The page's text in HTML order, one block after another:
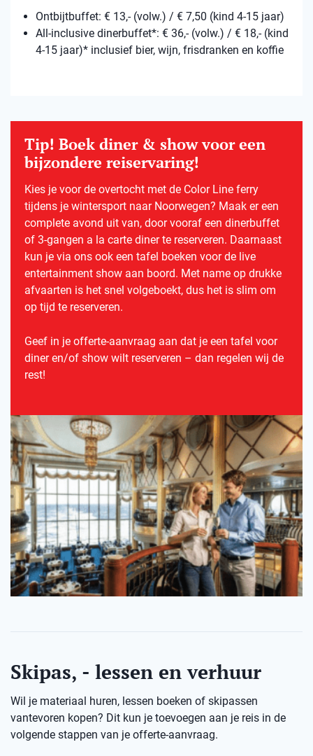
Ontbijtbuffet: € 13,- (volw.) / € 7,50 (kind 4-15 jaar)
All-inclusive dinerbuffet*: € 36,- (volw.) / € 18,- (kind
4-15 jaar)* inclusief bier, wijn, frisdranken en koffie
Tip! Boek diner & show voor een
bijzondere reiservaring!
Kies je voor de overtocht met de Color Line ferry
tijdens je wintersport naar Noorwegen? Maak er een
complete avond uit van, door vooraf een dinerbuffet
of 3-gangen a la carte diner te reserveren. Daarnaast
kun je via ons ook een tafel boeken voor de live
entertainment show aan boord. Met name op drukke
afvaarten is het snel volgeboekt, dus het is slim om
op tijd te reserveren.
Geef in je offerte-aanvraag aan dat je een tafel voor
diner en/of show wilt reserveren – dan regelen wij de
rest!
Skipas, - lessen en verhuur
Wil je materiaal huren, lessen boeken of skipassen
vantevoren kopen? Dit kun je toevoegen aan je reis in de
volgende stappen van je offerte-aanvraag.